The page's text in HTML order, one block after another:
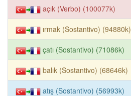
açık (Verbo) (100077k)
ırmak (Sostantivo) (94880k)
çatı (Sostantivo) (71086k)
balık (Sostantivo) (68646k)
atış (Sostantivo) (56993k)